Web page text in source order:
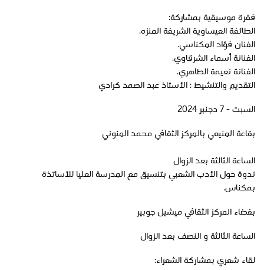
فقرة موسيقية بمشاركة:
الطائفة العيساوية الشريفة المنزه.
الفنان فؤاد المكناسي.
الفنانة أسماء الشرقاوي.
الفنانة نعيمة الطاهري.
التقديم والتنشيط : الأستاذ عبد الصمد كرادي
السبت - 7 دجنبر 2024
بقاعة المنيعي بالمركز الثقافي محمد المنوني
الساعة الثالثة بعد الزوال
ندوة حول الأدب الشعبي بتنسيق مع المدرسة العليا للأساتذة
بمكناس.
بفضاء المركز الثقافي ميشيل جوبير
الساعة الثالثة و النصف بعد الزوال
لقاء شعري بمشاركة الشعراء: